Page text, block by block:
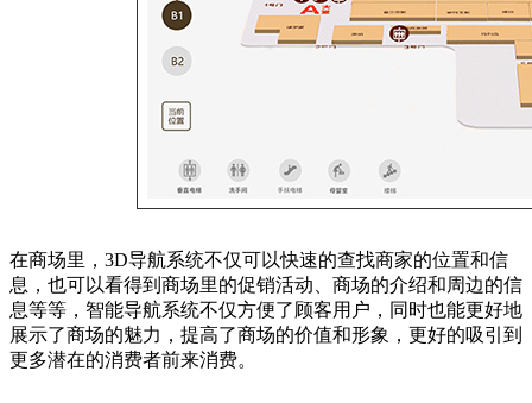
在商场里，3D导航系统不仅可以快速的查找商家的位置和信
息，也可以看得到商场里的促销活动、商场的介绍和周边的信
息等等，智能导航系统不仅方便了顾客用户，同时也能更好地
展示了商场的魅力，提高了商场的价值和形象，更好的吸引到
更多潜在的消费者前来消费。